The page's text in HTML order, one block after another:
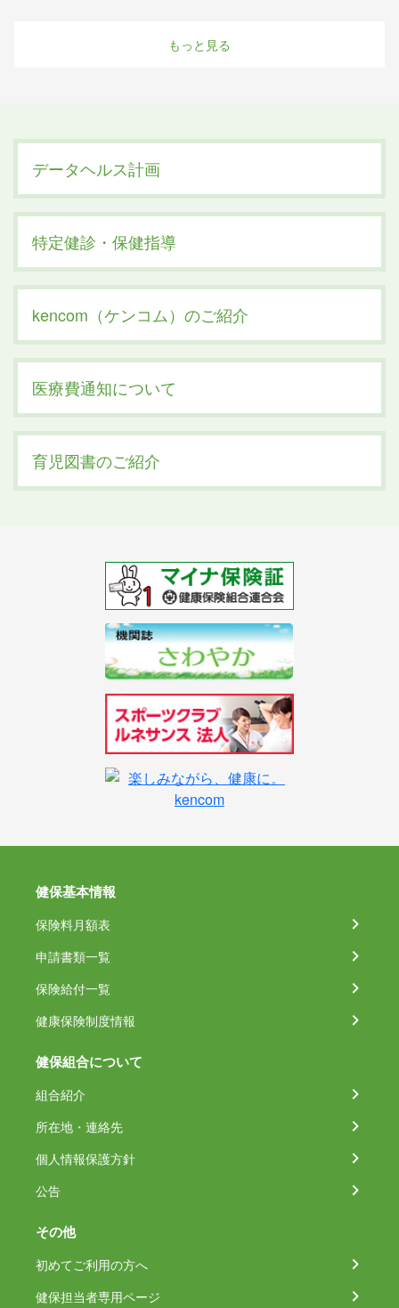
もっと見る
データヘルス計画
特定健診・保健指導
kencom（ケンコム）のご紹介
医療費通知について
育児図書のご紹介
健保基本情報
保険料月額表
申請書類一覧
保険給付一覧
健康保険制度情報
健保組合について
組合紹介
所在地・連絡先
個人情報保護方針
公告
その他
初めてご利用の方へ
健保担当者専用ページ